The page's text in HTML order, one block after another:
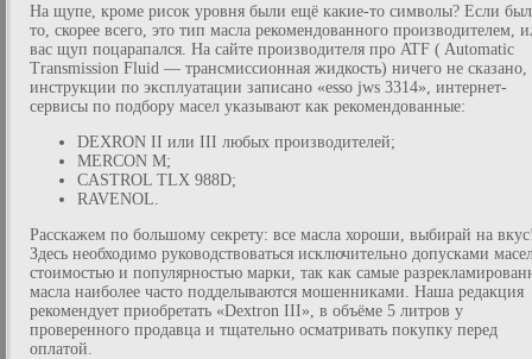
На щупе, кроме рисок уровня были ещё какие-то символы? Если
то, скорее всего, это тип масла рекомендованного производителем,
вас щуп поцарапался. На сайте производителя про ATF ( Automatic
Transmission Fluid — трансмиссионная жидкость) ничего не сказано,
инструкции по эксплуатации записано «esso jws 3314», интернет-
сервисы по подбору масел указывают как рекомендованные:
DEXRON II или III любых производителей;
MERCON M;
CASTROL TLX 988D;
RAVENOL.
Расскажем по большому секрету: все масла хороши, выбирай на
Здесь необходимо руководствоваться исключительно допусками
стоимостью и популярностью марки, так как самые
масла наиболее часто подделываются мошенниками. Наша редакция
рекомендует приобретать «Dextron III», в объёме 5 литров у
проверенного продавца и тщательно осматривать покупку перед
оплатой.